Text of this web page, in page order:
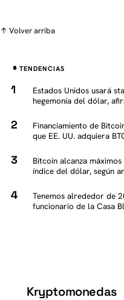
↑ Volver arriba
TENDENCIAS
Estados Unidos usará
hegemonía del dólar,
Financiamiento de
que EE. UU. adquiera
Bitcoin alcanza
índice del dólar, según
Tenemos alrededor de
funcionario de la Casa
Kryptomonedas